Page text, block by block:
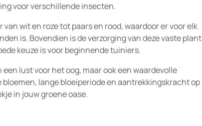
voor verschillende insecten.
wit en roze tot paars en rood, waardoor er voor elk
is. Bovendien is de verzorging van deze vaste plant
keuze is voor beginnende tuiniers.
lust voor het oog, maar ook een waardevolle
lange bloeiperiode en aantrekkingskracht op
in jouw groene oase.